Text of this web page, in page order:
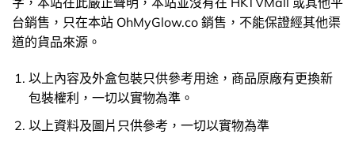
台銷售，只在本站 OhMyGlow.co 銷售，不能保證經其他渠
道的貨品來源。
以上內容及外盒包裝只供參考用途，商品原廠有更換新
包裝權利，一切以實物為準。
以上資料及圖片只供參考，一切以實物為準